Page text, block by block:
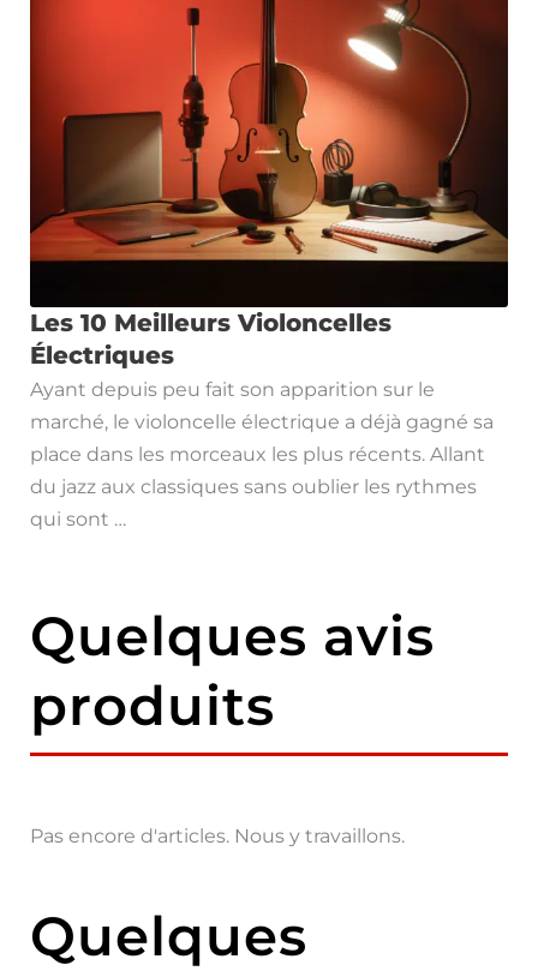
Les 10 Meilleurs Violoncelles
Électriques
Ayant depuis peu fait son apparition sur le
marché, le violoncelle électrique a déjà gagné sa
place dans les morceaux les plus récents. Allant
du jazz aux classiques sans oublier les rythmes
qui sont …
Quelques avis
produits
Pas encore d'articles. Nous y travaillons.
Quelques